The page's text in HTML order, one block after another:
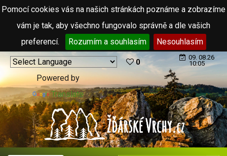
Pomocí cookies vás na našich stránkách poznáme a zobrazíme
vám je tak, aby všechno fungovalo správně a dle vašich
preferencí.
Rozumím a souhlasím Nesouhlasím
Powered by
Translate
0
09. 08.26
10:05